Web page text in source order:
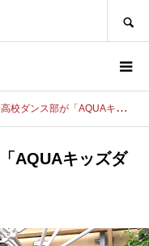
ス部が「AQUAキッズダンス」にゲスト出演
AQUAキッズダ